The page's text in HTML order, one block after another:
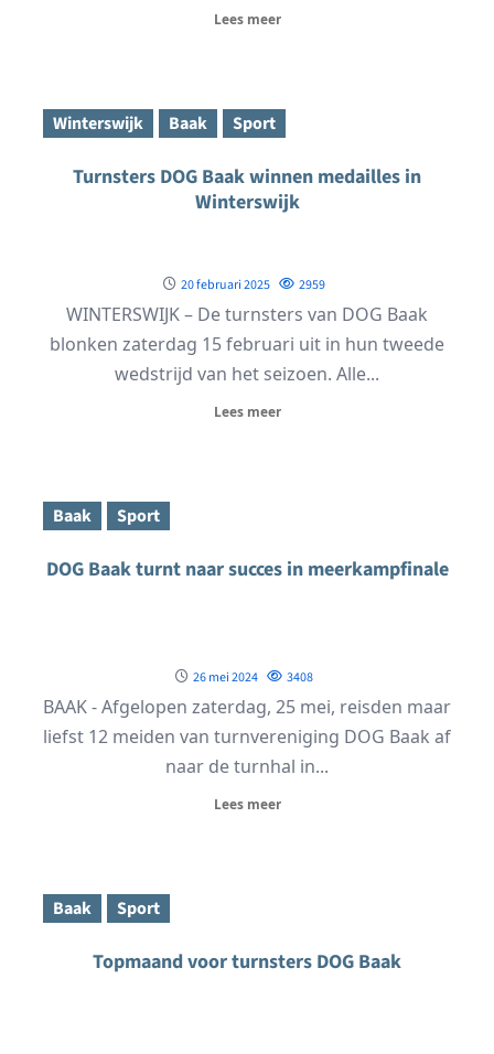
Lees meer
Winterswijk Baak Sport
Turnsters DOG Baak winnen medailles in
Winterswijk
20 februari 2025 2959
WINTERSWIJK – De turnsters van DOG Baak
blonken zaterdag 15 februari uit in hun tweede
wedstrijd van het seizoen. Alle...
Lees meer
Baak Sport
DOG Baak turnt naar succes in meerkampfinale
26 mei 2024 3408
BAAK - Afgelopen zaterdag, 25 mei, reisden maar
liefst 12 meiden van turnvereniging DOG Baak af
naar de turnhal in...
Lees meer
Baak Sport
Topmaand voor turnsters DOG Baak